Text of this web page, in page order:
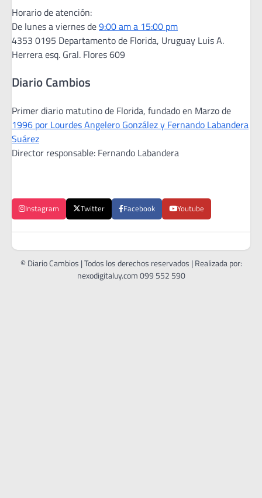
Horario de atención:
De lunes a viernes de9:00 am a 15:00 pm
4353 0195 Departamento de Florida, Uruguay Luis A.
Herrera esq. Gral. Flores 609
Diario Cambios
Primer diario matutino de Florida, fundado en Marzo de
1996 por Lourdes Angelero González y Fernando Labandera
Suárez
Director responsable: Fernando Labandera
Instagram Twitter Facebook Youtube